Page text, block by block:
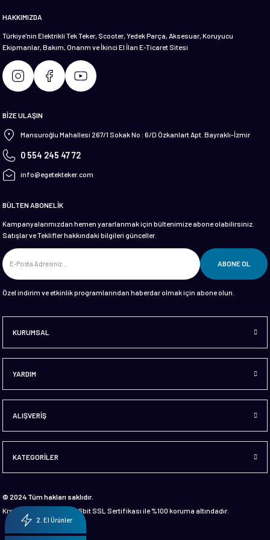
HAKKIMIZDA
Türkiye'nin Elektrikli Tek Teker, Scooter, Yedek Parça, Aksesuar, Koruyucu
Ekipmanlar, Bakım, Onarım ve İkinci El İlan E-Ticaret Sitesi
BİZE ULAŞIN
Mansuroğlu Mahallesi 267/1 Sokak No : 6/D Özkanlart Apt. Bayraklı-İzmir
0 554 245 47 72
info@egetekteker.com
KURUMSAL
YARDIM
ALIŞVERİŞ
KATEGORİLER
BÜLTEN ABONELİK
Kampanyalarımızdan hemen yararlanmak için bültenimize abone olabilirsiniz.
Satışlar ve Teklifler hakkındaki bilgileri günceller.
ABONE OL
Özel indirim ve etkinlik programlarından haberdar olmak için abone olun.
© 2024 Tüm hakları saklıdır.
Kredi kartı bilgileriniz 256bit SSL Sertifikası ile %100 koruma altındadır.
2. El Ürünler